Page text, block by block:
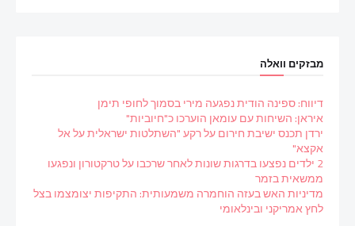
מבזקים וואלה
דיווח: ספינה הודית נפגעה מירי בסמוך לחופי תימן
איראן: השיחות עם עומאן הוערכו כ"חיוביות"
ירדן תכנס ישיבת חירום על רקע "השתלטות ישראלית על אל
אקצא"
2 ילדים נפצעו בדרגות שונות לאחר שרכבו על טרקטורון ונפגעו
ממשאית בזמר
מדיניות האש בעזה הוחמרה משמעותית: התקיפות יצומצמו בצל
לחץ אמריקני ובינלאומי